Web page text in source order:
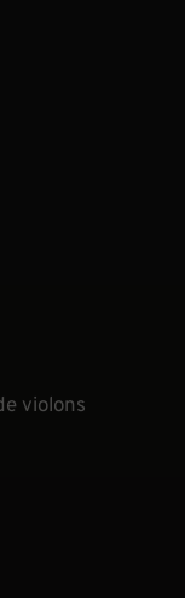
violons